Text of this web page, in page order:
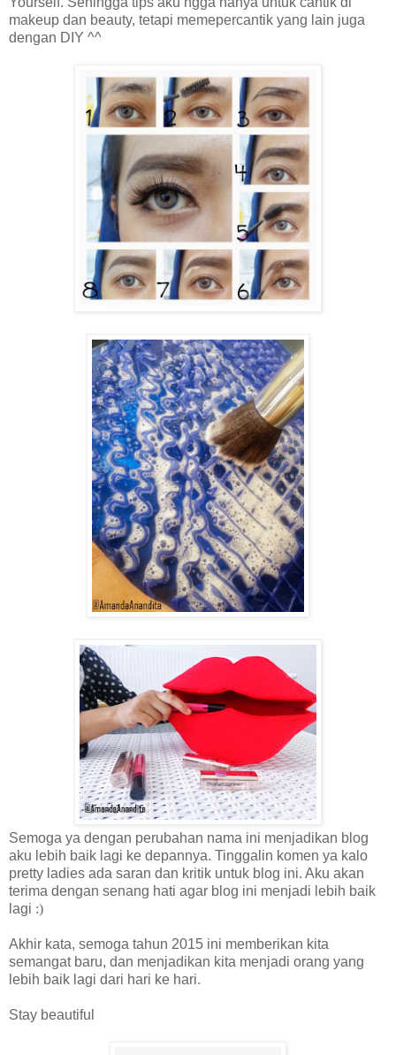
makeup dan beauty, tetapi memepercantik yang lain juga
dengan DIY ^^
Semoga ya dengan perubahan nama ini menjadikan blog
aku lebih baik lagi ke depannya. Tinggalin komen ya kalo
pretty ladies ada saran dan kritik untuk blog ini. Aku akan
terima dengan senang hati agar blog ini menjadi lebih baik
lagi :)
Akhir kata, semoga tahun 2015 ini memberikan kita
semangat baru, dan menjadikan kita menjadi orang yang
lebih baik lagi dari hari ke hari.
Stay beautiful